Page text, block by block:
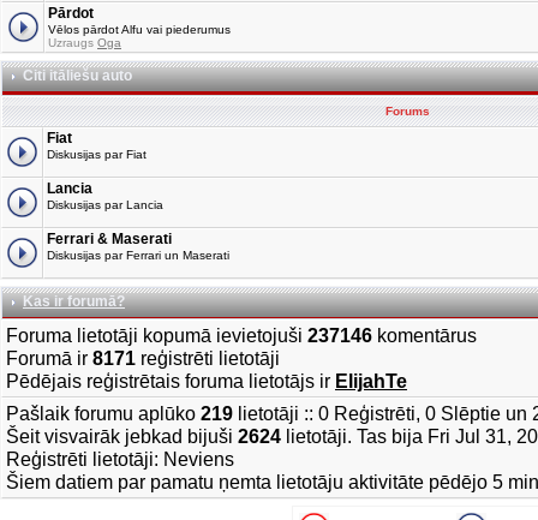
Pārdot
Vēlos pārdot Alfu vai piederumus
Uzraugs Oga
Citi itāliešu auto
Forums
Fiat
Diskusijas par Fiat
Lancia
Diskusijas par Lancia
Ferrari & Maserati
Diskusijas par Ferrari un Maserati
Kas ir forumā?
Foruma lietotāji kopumā ievietojuši 237146 komentārus
Forumā ir 8171 reģistrēti lietotāji
Pēdējais reģistrētais foruma lietotājs ir ElijahTe
Pašlaik forumu aplūko 219 lietotāji :: 0 Reģistrēti, 0 Slēptie
Šeit visvairāk jebkad bijuši 2624 lietotāji. Tas bija Fri Jul 31,
Reģistrēti lietotāji: Neviens
Šiem datiem par pamatu ņemta lietotāju aktivitāte pēdējo 5